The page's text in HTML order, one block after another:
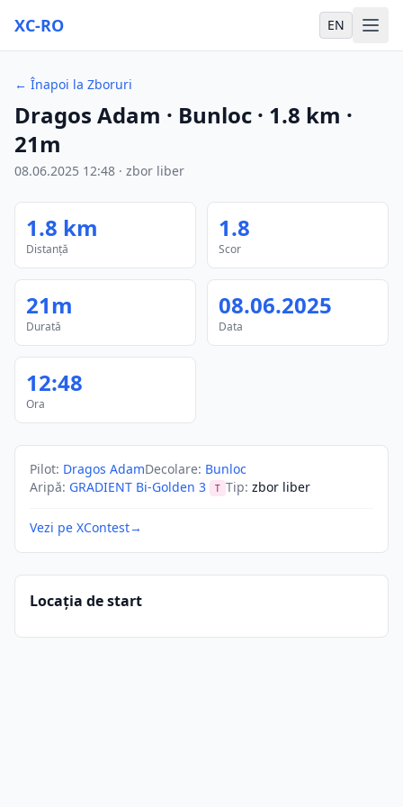
XC-RO EN
← Înapoi la Zboruri
Dragos Adam · Bunloc · 1.8 km ·
21m
08.06.2025 12:48 · zbor liber
1.8 km
Distanță
1.8
Scor
21m
Durată
08.06.2025
Data
12:48
Ora
Pilot: Dragos AdamDecolare: Bunloc
Aripă: GRADIENT Bi-Golden 3 T Tip: zbor liber
Vezi pe XContest→
Locația de start